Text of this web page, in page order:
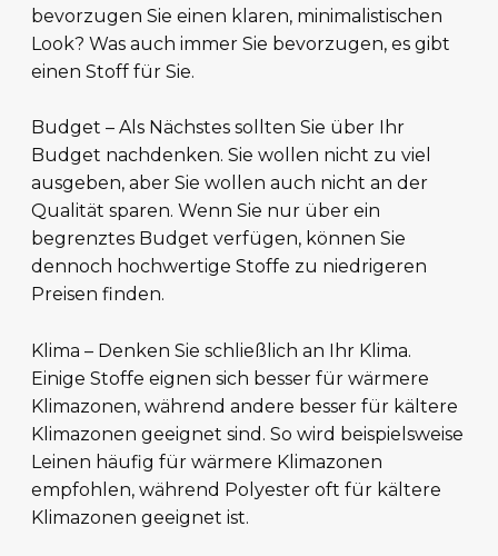
bevorzugen Sie einen klaren, minimalistischen
Look? Was auch immer Sie bevorzugen, es gibt
einen Stoff für Sie.
Budget – Als Nächstes sollten Sie über Ihr
Budget nachdenken. Sie wollen nicht zu viel
ausgeben, aber Sie wollen auch nicht an der
Qualität sparen. Wenn Sie nur über ein
begrenztes Budget verfügen, können Sie
dennoch hochwertige Stoffe zu niedrigeren
Preisen finden.
Klima – Denken Sie schließlich an Ihr Klima.
Einige Stoffe eignen sich besser für wärmere
Klimazonen, während andere besser für kältere
Klimazonen geeignet sind. So wird beispielsweise
Leinen häufig für wärmere Klimazonen
empfohlen, während Polyester oft für kältere
Klimazonen geeignet ist.